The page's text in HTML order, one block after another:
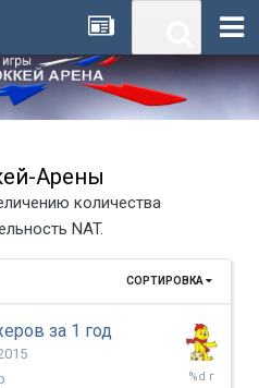
Арены
количества
NAT.
СОРТИРОВКА
за 1 год
24